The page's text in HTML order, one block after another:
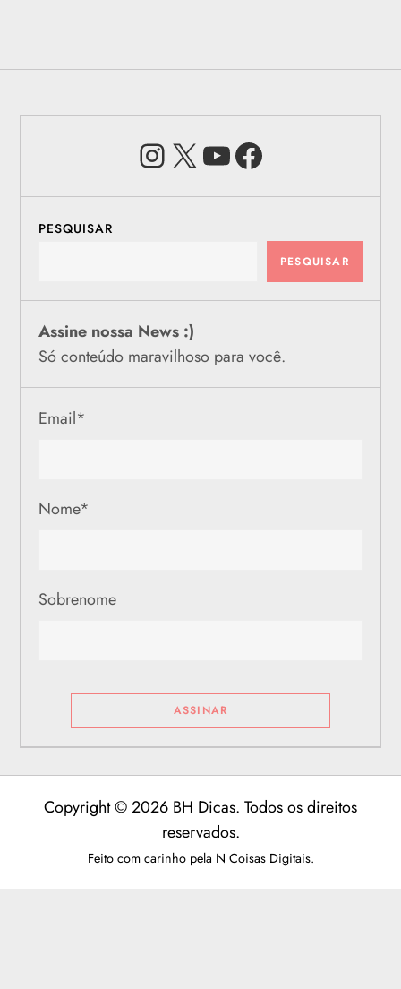
Instagram
X Youtube
PESQUISAR
PESQUISAR
Assine nossa News :)
Só conteúdo maravilhoso para você.
Email*
Nome*
Sobrenome
Copyright © 2026 BH Dicas. Todos os direitos
reservados.
Feito com carinho pela N Coisas Digitais.